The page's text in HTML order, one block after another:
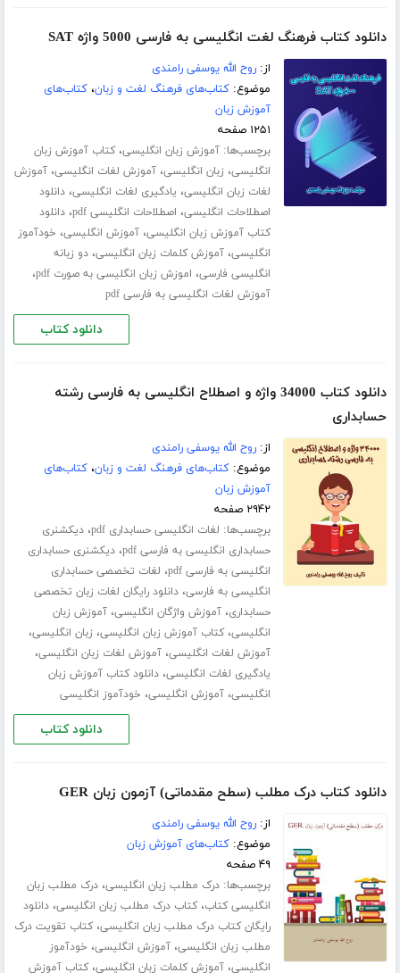
دانلود کتاب فرهنگ لغت انگلیسی به فارسی 5000 واژه SAT
از:روح الله یوسفی رامندی
موضوع:کتاب‌های فرهنگ لغت و زبان،کتاب‌های
آموزش زبان
۱۲۵۱ صفحه
برچسب‌ها:آموزش زبان انگلیسی،کتاب آموزش زبان
انگلیسی، زبان انگلیسی،آموزش لغات انگلیسی،آموزش
لغات زبان انگلیسی، یادگیری لغات انگلیسی،دانلود
اصطلاحات انگلیسی، اصطلاحات انگلیسی pdf ،دانلود
کتاب آموزش زبان انگلیسی،آموزش انگلیسی، خودآموز
انگلیسی،آموزش کلمات زبان انگلیسی،دو زبانه
انگلیسی فارسی، اموزش زبان انگلیسی به صورت pdf ،
آموزش لغات انگلیسی به فارسی pdf
دانلود کتاب
دانلود کتاب 34000 واژه و اصطلاح انگلیسی به فارسی رشته
حسابداری
از:روح الله یوسفی رامندی
موضوع:کتاب‌های فرهنگ لغت و زبان،کتاب‌های
آموزش زبان
۲۹۴۲ صفحه
برچسب‌ها: لغات انگلیسی حسابداری pdf ،دیکشنری
حسابداری انگلیسی به فارسی pdf
،دیکشنری حسابداری
انگلیسی به فارسی pdf
، لغات تخصصی حسابداری
انگلیسی به فارسی،دانلود رایگان لغات زبان تخصصی
حسابداری،آموزش واژگان انگلیسی،آموزش زبان
انگلیسی،کتاب آموزش زبان انگلیسی، زبان انگلیسی،
آموزش لغات انگلیسی،آموزش لغات زبان انگلیسی،
یادگیری لغات انگلیسی،دانلود کتاب آموزش زبان
انگلیسی،آموزش انگلیسی، خودآموز انگلیسی
دانلود کتاب
دانلود کتاب درک مطلب (سطح مقدماتی) آزمون زبان GER
از:روح الله یوسفی رامندی
موضوع:کتاب‌های آموزش زبان
۴۹ صفحه
برچسب‌ها:درک مطلب زبان انگلیسی،درک مطلب زبان
انگلیسی کتاب،کتاب درک مطلب زبان انگلیسی،دانلود
رایگان کتاب درک مطلب زبان انگلیسی،کتاب تقویت درک
مطلب زبان انگلیسی،آموزش انگلیسی، خودآموز
انگلیسی،آموزش کلمات زبان انگلیسی،کتاب آموزش